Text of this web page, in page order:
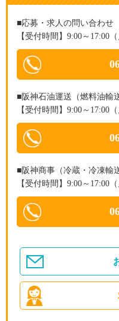
■応募・求人の問い合わせ
【受付時間】9:00～17:00
■阪神石油運送（燃料油輸
【受付時間】9:00～17:00
■阪神商事（冷蔵・冷凍輸
【受付時間】9:00～17:00